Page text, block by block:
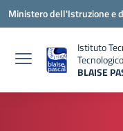
Vai ai contenuti
Vai al menu di navigazione
Vai al footer
Ministero dell'Istruzione e
Istituto
Tecnologico
BLAISE